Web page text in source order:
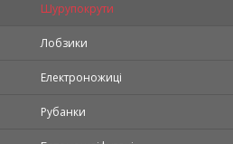
Шурупокрути
Лобзики
Електроножиці
Рубанки